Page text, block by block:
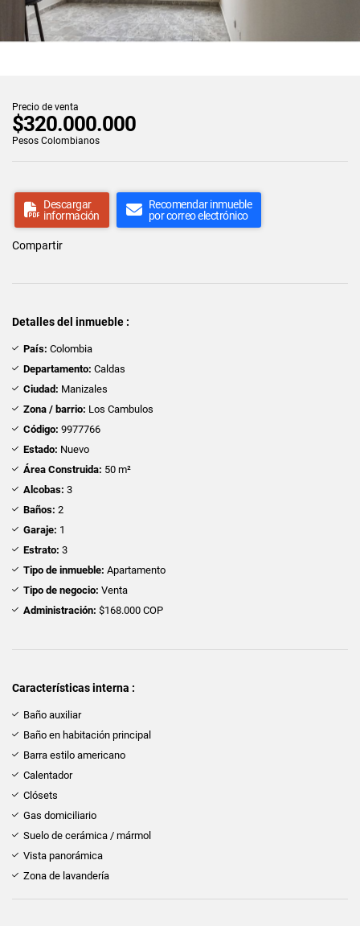
Precio de venta
$320.000.000
Pesos Colombianos
Descargar
información
Recomendar inmueble
por correo electrónico
Compartir
Detalles del inmueble :
País: Colombia
Departamento: Caldas
Ciudad: Manizales
Zona / barrio: Los Cambulos
Código: 9977766
Estado: Nuevo
Área Construida: 50 m²
Alcobas: 3
Baños: 2
Garaje: 1
Estrato: 3
Tipo de inmueble: Apartamento
Tipo de negocio: Venta
Administración: $168.000 COP
Características interna :
Baño auxiliar
Baño en habitación principal
Barra estilo americano
Calentador
Clósets
Gas domiciliario
Suelo de cerámica / mármol
Vista panorámica
Zona de lavandería